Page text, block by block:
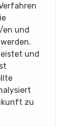
en und
und
zu